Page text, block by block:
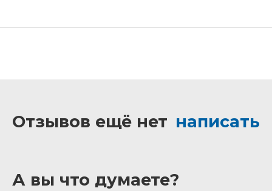
Отзывов ещё нет написать
А вы что думаете?